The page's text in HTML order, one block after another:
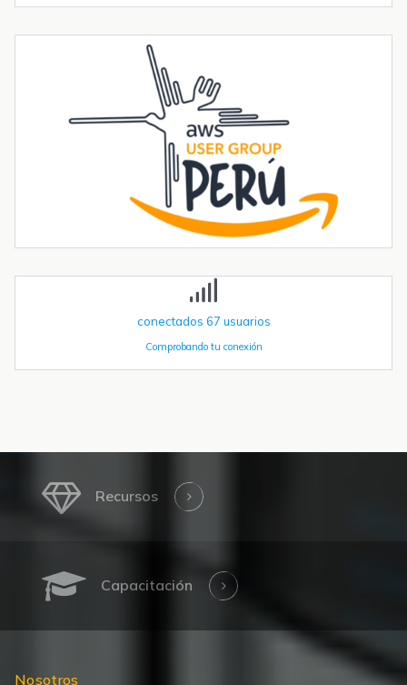
integrado
Introducción La integración de la comunicación 4G en PLCs
basados en ESP32 abre un sinfín de posibilidades para el IoT y la
automatización industrial. En una entrada anterior del blog,​ "Cómo
Tendencias transformadoras en robótica industrial para 2026 y
La robótica industrial ya no crece de forma constante — está
acelerando. Las instalaciones globales de robots industriales
superaron las 590.000 unidades en 2023 y se proyecta que
superen el millón de...
conectados 67 usuarios
Comprobando tu conexión
Recursos
Capacitación
Nosotros